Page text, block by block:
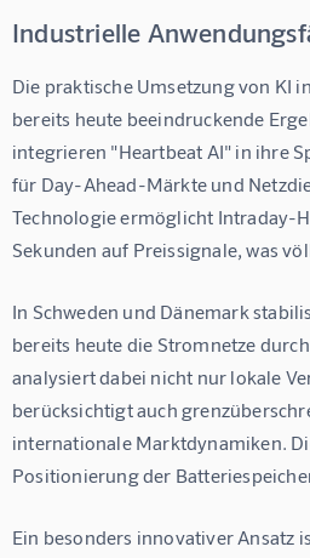
Industrielle
Die praktische Umsetzung von KI
bereits heute beeindruckende
integrieren "Heartbeat AI" in ihre
für Day-Ahead-Märkte und
Technologie ermöglicht Intraday-
Sekunden auf Preissignale, was
In Schweden und Dänemark
bereits heute die Stromnetze
analysiert dabei nicht nur lokale
berücksichtigt auch
internationale Marktdynamiken.
Positionierung der
Ein besonders innovativer Ansatz